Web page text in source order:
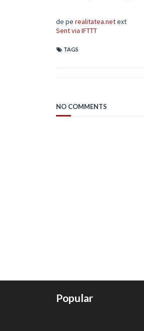
de pe realitatea.netext
Sent via IFTTT
TAGS
NO COMMENTS
Popular